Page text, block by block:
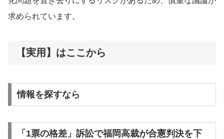
求められています。
【実用】はここから
情報を探すなら
「1票の格差」訴訟で福岡高裁が合憲判決を下